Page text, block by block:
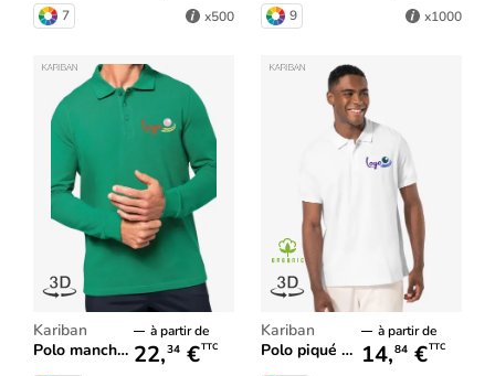
7 x500 9 x1000
Kariban
Polo manches longues homme
à partir de
22,34 €TTC
Kariban
Polo piqué Bio180 homme
à partir de
14,84 €TTC